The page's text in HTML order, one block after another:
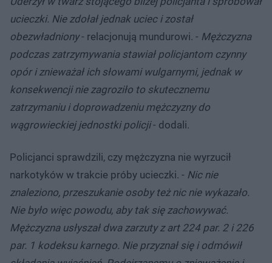
ucieczki. Nie zdołał jednak uciec i został
obezwładniony- relacjonują mundurowi. - Mężczyzna
podczas zatrzymywania stawiał policjantom czynny
opór i znieważał ich słowami wulgarnymi, jednak w
konsekwencji nie zagroziło to skutecznemu
zatrzymaniu i doprowadzeniu mężczyzny do
wągrowieckiej jednostki policji- dodali.
Policjanci sprawdzili, czy mężczyzna nie wyrzucił
narkotyków w trakcie próby ucieczki. - Nic nie
znaleziono, przeszukanie osoby też nic nie wykazało.
Nie było więc powodu, aby tak się zachowywać.
Mężczyzna usłyszał dwa zarzuty z art 224 par. 2 i 226
par. 1 kodeksu karnego. Nie przyznał się i odmówił